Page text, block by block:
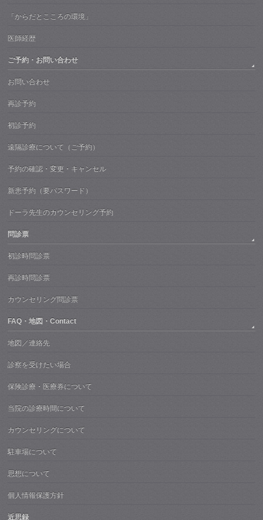
「からだとこころの環境」
医師経歴
ご予約・お問い合わせ
お問い合わせ
再診予約
初診予約
遠隔診療について（ご予約）
予約の確認・変更・キャンセル
新患予約（要パスワード）
ドーラ先生のカウンセリング予約
問診票
初診時問診票
再診時問診票
カウンセリング問診票
FAQ・地図・Contact
地図／連絡先
診察を受けたい場合
保険診療・医療券について
当院の診療時間について
カウンセリングについて
駐車場について
思想について
個人情報保護方針
近思録